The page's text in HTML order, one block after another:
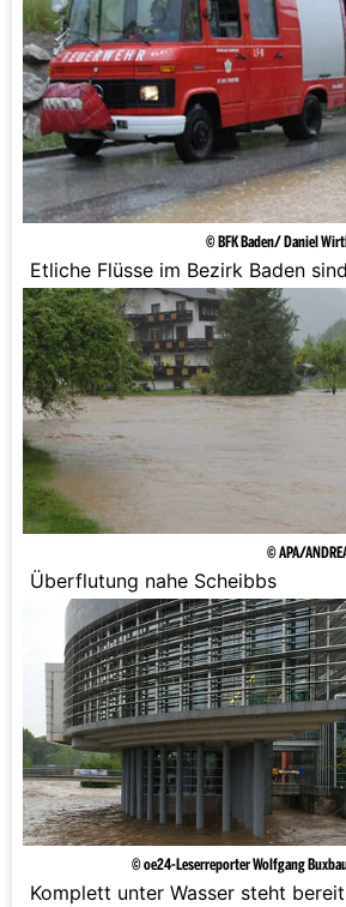
© BFK Baden/ Daniel
Etliche Flüsse im Bezirk Baden
getreten.
© APA/
Überflutung nahe Scheibbs
© oe24-Leserreporter Wolfgang
Komplett unter Wasser steht